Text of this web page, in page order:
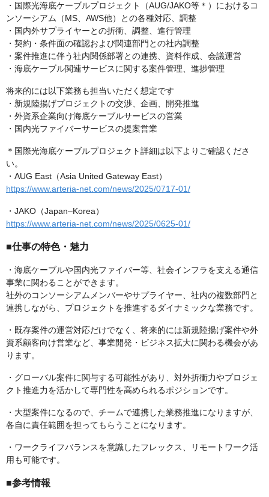
・国際光海底ケーブルプロジェクト（AUG/JAKO等＊）におけるコ
ンソーシアム（MS、AWS他）との各種対応、調整
・国内外サプライヤーとの折衝、調整、進行管理
・契約・条件面の確認および関連部門との社内調整
・案件推進に伴う社内関係部署との連携、資料作成、会議運営
・海底ケーブル関連サービスに関する案件管理、進捗管理
将来的には以下業務も担当いただく想定です
・新規陸揚げプロジェクトの交渉、企画、開発推進
・外資系企業向け海底ケーブルサービスの営業
・国内光ファイバーサービスの提案営業
＊国際光海底ケーブルプロジェクト詳細は以下よりご確認くださ
い。
・AUG East（Asia United Gateway East）
https://www.arteria-net.com/news/2025/0717-01/
・JAKO（Japan–Korea）
https://www.arteria-net.com/news/2025/0625-01/
■仕事の特色・魅力
・海底ケーブルや国内光ファイバー等、社会インフラを支える通信
事業に関わることができます。
社外のコンソーシアムメンバーやサプライヤー、社内の複数部門と
連携しながら、プロジェクトを推進するダイナミックな業務です。
・既存案件の運営対応だけでなく、将来的には新規陸揚げ案件や外
資系顧客向け営業など、事業開発・ビジネス拡大に関わる機会があ
ります。
・グローバル案件に関与する可能性があり、対外折衝力やプロジェ
クト推進力を活かして専門性を高められるポジションです。
・大型案件になるので、チームで連携した業務推進になりますが、
各自に責任範囲を担ってもらうことになります。
・ワークライフバランスを意識したフレックス、リモートワーク活
用も可能です。
■参考情報